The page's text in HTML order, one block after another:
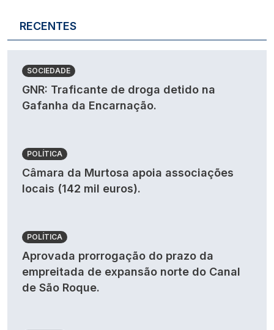
RECENTES
SOCIEDADE
GNR: Traficante de droga detido na
Gafanha da Encarnação.
POLÍTICA
Câmara da Murtosa apoia associações
locais (142 mil euros).
POLÍTICA
Aprovada prorrogação do prazo da
empreitada de expansão norte do Canal
de São Roque.